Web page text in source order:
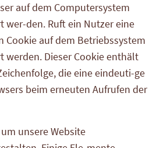
auf dem Computersystem
wer-den. Ruft ein Nutzer eine
Cookie auf dem Betriebssystem
werden. Dieser Cookie enthält
die eine eindeuti-ge
beim erneuten Aufrufen der
unsere Website